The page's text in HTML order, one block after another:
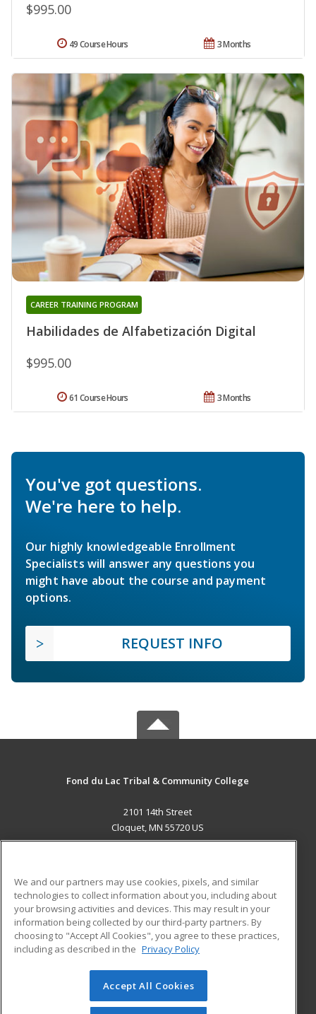
$995.00
3 Months
49 Course Hours
Habilidades de Alfabetización Digital
CAREER TRAINING PROGRAM
$995.00
3 Months
61 Course Hours
You've got questions.
We're here to help.
Our highly knowledgeable Enrollment
Specialists will answer any questions you
might have about the course and payment
options.
REQUEST INFO
Fond du Lac Tribal & Community College
2101 14th Street
Cloquet, MN 55720 US
ADDITIONAL RESOURCES
Military
Financial Assistance
Help
Student Blog
© 2026 ed2go, a division of Cengage Learning. All rights
reserved. The material on this site cannot be reproduced or
We and our partners may use cookies, pixels, and similar
technologies to collect information about you, including about
your browsing activities and devices. This may result in your
information being collected by our third-party partners. By
choosing to "Accept All Cookies", you agree to these practices,
including as described in the Privacy Policy
Accept All Cookies